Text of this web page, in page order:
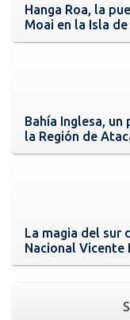
Hanga Roa, la
Moai en la Isla de
Bahía Inglesa,
la Región de
La magia del sur
Nacional Vicente